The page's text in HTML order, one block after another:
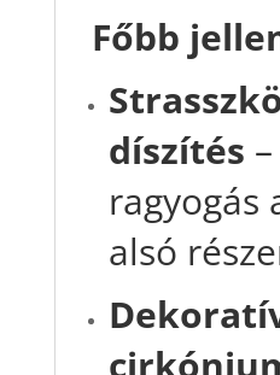
Főbb
díszítés
ragyogás
alsó